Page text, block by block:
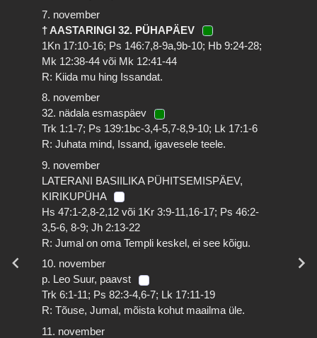
7. november
† AASTARINGI 32. PÜHAPÄEV
1Kn 17:10-16; Ps 146:7,8-9a,9b-10; Hb 9:24-28;
Mk 12:38-44 või Mk 12:41-44
R: Kiida mu hing Issandat.
8. november
32. nädala esmaspäev
Trk 1:1-7; Ps 139:1bc-3,4-5,7-8,9-10; Lk 17:1-6
R: Juhata mind, Issand, igavesele teele.
9. november
LATERANI BASIILIKA PÜHITSEMISPÄEV,
KIRIKUPÜHA
Hs 47:1-2,8-2,12 või 1Kr 3:9-11,16-17; Ps 46:2-
3,5-6, 8-9; Jh 2:13-22
R: Jumal on oma Templi keskel, ei see kõigu.
10. november
p. Leo Suur, paavst
Trk 6:1-11; Ps 82:3-4,6-7; Lk 17:11-19
R: Tõuse, Jumal, mõista kohut maailma üle.
11. november